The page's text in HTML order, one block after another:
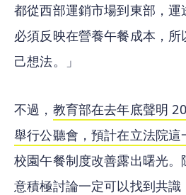
都從西部運銷市場到東部，
必須反映在營養午餐成本，所
己想法。」
不過， 教育部在去年底聲明
舉行公聽會，預計在立法院這
校園午餐制度改善露出曙光
意積極討論一定可以找到共